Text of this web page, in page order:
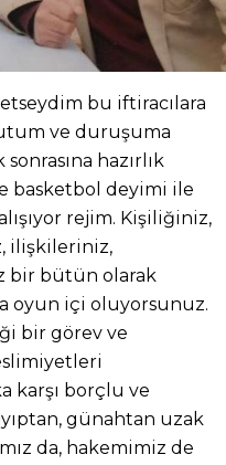
bu iftiracılara
ve duruşuma
hazırlık
basketbol deyimi ile
rejim. Kişiliğiniz,
ilişkileriniz,
bir bütün olarak
oyun içi oluyorsunuz.
bir görev ve
karşı borçlu ve
günahtan uzak
da, hakemimiz de